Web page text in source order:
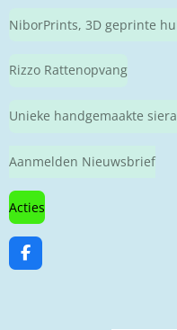
NiborPrints, 3D geprinte
Rizzo Rattenopvang
Unieke handgemaakte
Aanmelden Nieuwsbrief
Acties
F
a